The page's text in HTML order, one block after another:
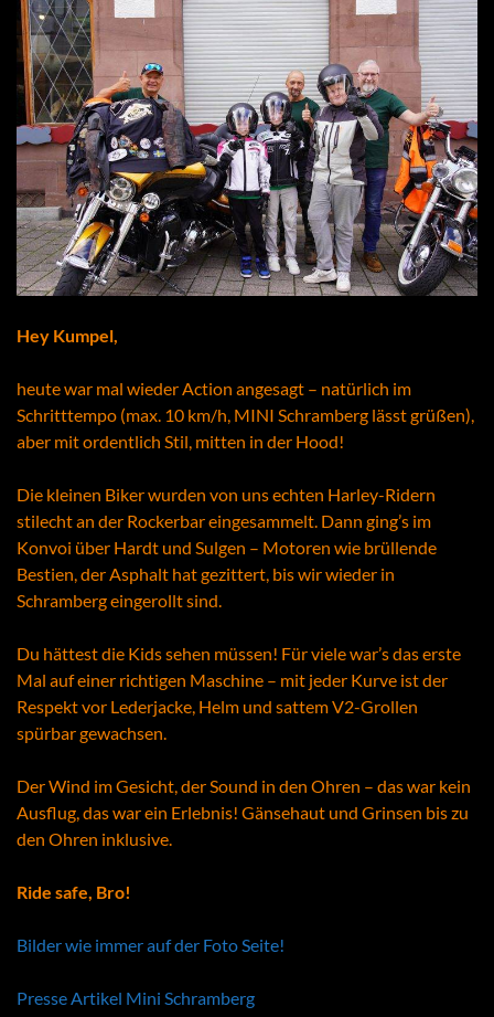
Hey Kumpel,
heute war mal wieder Action angesagt – natürlich im
Schritttempo (max. 10 km/h, MINI Schramberg lässt grüßen),
aber mit ordentlich Stil, mitten in der Hood!
Die kleinen Biker wurden von uns echten Harley-Ridern
stilecht an der Rockerbar eingesammelt. Dann ging’s im
Konvoi über Hardt und Sulgen – Motoren wie brüllende
Bestien, der Asphalt hat gezittert, bis wir wieder in
Schramberg eingerollt sind.
Du hättest die Kids sehen müssen! Für viele war’s das erste
Mal auf einer richtigen Maschine – mit jeder Kurve ist der
Respekt vor Lederjacke, Helm und sattem V2-Grollen
spürbar gewachsen.
Der Wind im Gesicht, der Sound in den Ohren – das war kein
Ausflug, das war ein Erlebnis! Gänsehaut und Grinsen bis zu
den Ohren inklusive.
Ride safe, Bro!
Bilder wie immer auf der Foto Seite!
Presse Artikel Mini Schramberg